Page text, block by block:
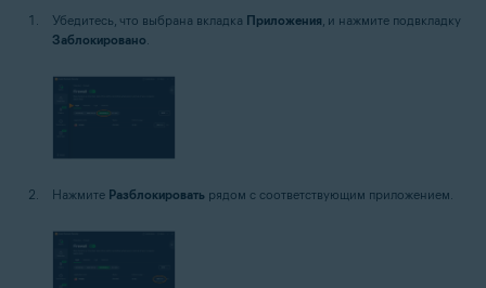
Убедитесь, что выбрана вкладка Приложения, и нажмите подвкладку
Заблокировано.
Нажмите Разблокировать рядом с соответствующим приложением.